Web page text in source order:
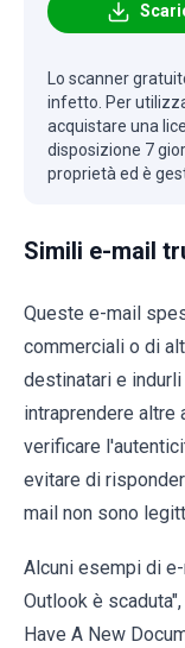
Lo scanner
infetto. Per
acquistare una
disposizione 7
proprietà ed è
Simili e-mail
Queste e-mail
commerciali o di
destinatari e
intraprendere altre
verificare
evitare di
mail non sono
Alcuni esempi di
Outlook è
Have A New